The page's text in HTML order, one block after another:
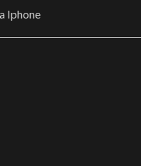
Iphone